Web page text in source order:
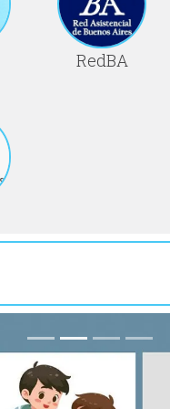
RedBA